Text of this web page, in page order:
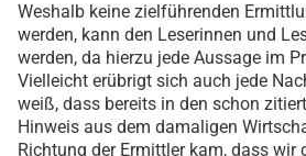
Weshalb keine zielführenden
werden, kann den Leserinnen und
werden, da hierzu jede Aussage im
Vielleicht erübrigt sich auch jede
weiß, dass bereits in den schon
Hinweis aus dem damaligen
Richtung der Ermittler kam, dass wir